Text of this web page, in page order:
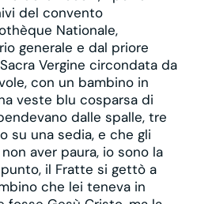
del convento
Nationale,
generale e dal priore
Vergine circondata da
con un bambino in
veste blu cosparsa di
dalle spalle, tre
su una sedia, e che gli
aver paura, io sono la
il Fratte si gettò a
che lei teneva in